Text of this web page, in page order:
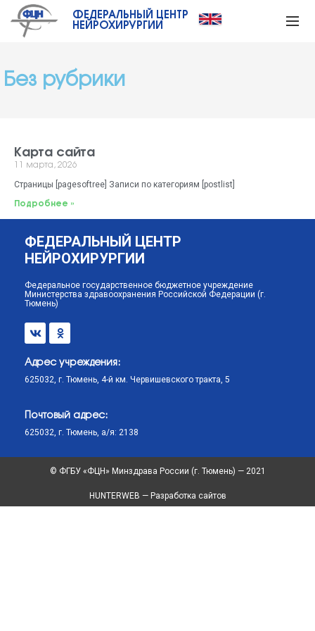
ФЕДЕРАЛЬНЫЙ ЦЕНТР
НЕЙРОХИРУРГИИ
Без рубрики
Карта сайта
11 марта, 2026
Страницы [pagesoftree] Записи по категориям [postlist]
Подробнее »
ФЕДЕРАЛЬНЫЙ ЦЕНТР
НЕЙРОХИРУРГИИ
Федеральное государственное бюджетное учреждение
Министерства здравоохранения Российской Федерации (г.
Тюмень)
Адрес учреждения:
625032, г. Тюмень, 4-й км. Червишевского тракта, 5
Почтовый адрес:
625032, г. Тюмень, а/я: 2138
© ФГБУ «ФЦН» Минздрава России (г. Тюмень) — 2021
HUNTERWEB — Разработка сайтов